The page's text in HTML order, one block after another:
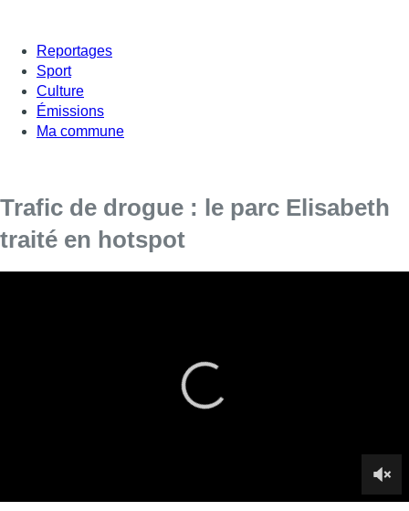
Reportages
Sport
Culture
Émissions
Ma commune
Trafic de drogue : le parc Elisabeth
traité en hotspot
Il est suivi de près par les autorités dans la lutte contre le trafic de
drogue et bénéficie donc d’un renfort de surveillance.
mesure est-elle réellement efficace ?